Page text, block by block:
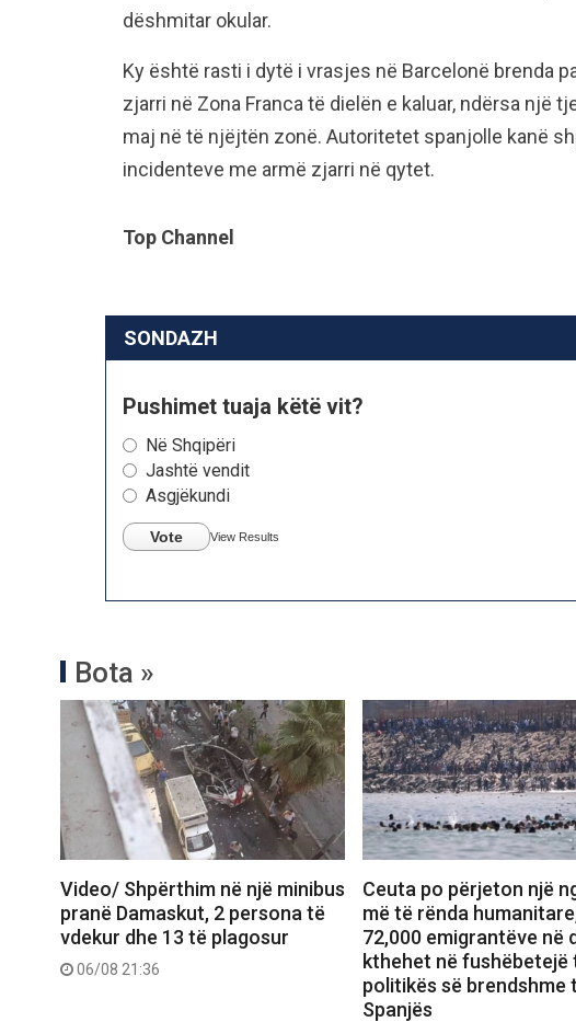
dëshmitar okular.
Ky është rasti i dytë i vrasjes në Barcelonë brenda
zjarri në Zona Franca të dielën e kaluar, ndërsa një
maj në të njëjtën zonë. Autoritetet spanjolle kanë
incidenteve me armë zjarri në qytet.
Top Channel
SONDAZH
Pushimet tuaja këtë vit?
Në Shqipëri
Jashtë vendit
Asgjëkundi
Vote View Results
Bota »
Video/ Shpërthim në një minibus
pranë Damaskut, 2 persona të
vdekur dhe 13 të plagosur
06/08 21:36
Ceuta po përjeton një
më të rënda
72,000 emigrantëve në
kthehet në fushëbetejë
politikës së brendshme
Spanjës